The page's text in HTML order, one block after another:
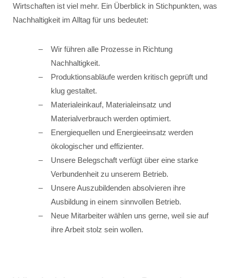
Wirtschaften ist viel mehr. Ein Überblick in Stichpunkten, was
Nachhaltigkeit im Alltag für uns bedeutet:
Wir führen alle Prozesse in Richtung
Nachhaltigkeit.
Produktionsabläufe werden kritisch geprüft und
klug gestaltet.
Materialeinkauf, Materialeinsatz und
Materialverbrauch werden optimiert.
Energiequellen und Energieeinsatz werden
ökologischer und effizienter.
Unsere Belegschaft verfügt über eine starke
Verbundenheit zu unserem Betrieb.
Unsere Auszubildenden absolvieren ihre
Ausbildung in einem sinnvollen Betrieb.
Neue Mitarbeiter wählen uns gerne, weil sie auf
ihre Arbeit stolz sein wollen.